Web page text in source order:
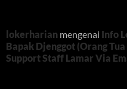
lokerharian mengenai Info
Bapak Djenggot (Orang
Support Staff Lamar Via